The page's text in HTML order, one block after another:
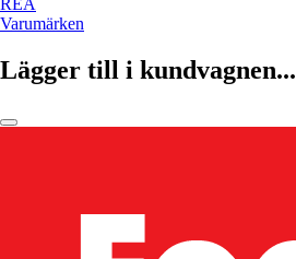
REA
Varumärken
Lägger till i kundvagnen...